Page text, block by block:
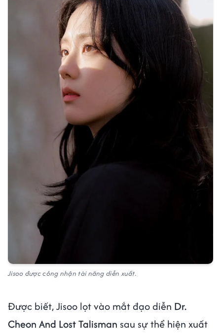
Jisoo được công nhận tài năng diễn xuất.
Được biết, Jisoo lọt vào mắt đạo diễn Dr.
Cheon And Lost Talisman sau sự thể hiện xuất